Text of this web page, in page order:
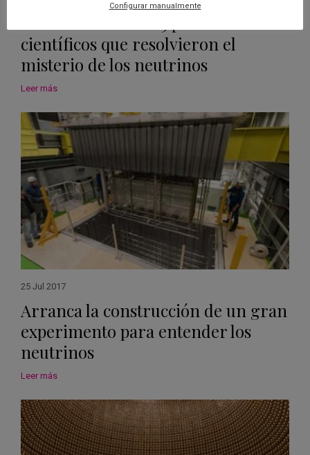
científicos que resolvieron el
misterio de los neutrinos
Leer más
25 Jul 2017
Arranca la construcción de un gran
experimento para entender los
neutrinos
Leer más
Configurar manualmente